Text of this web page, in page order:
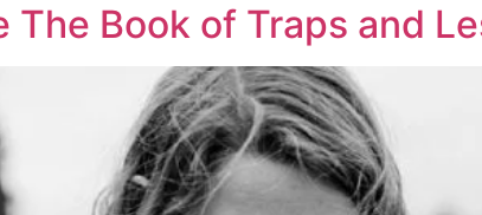
Book of Traps and